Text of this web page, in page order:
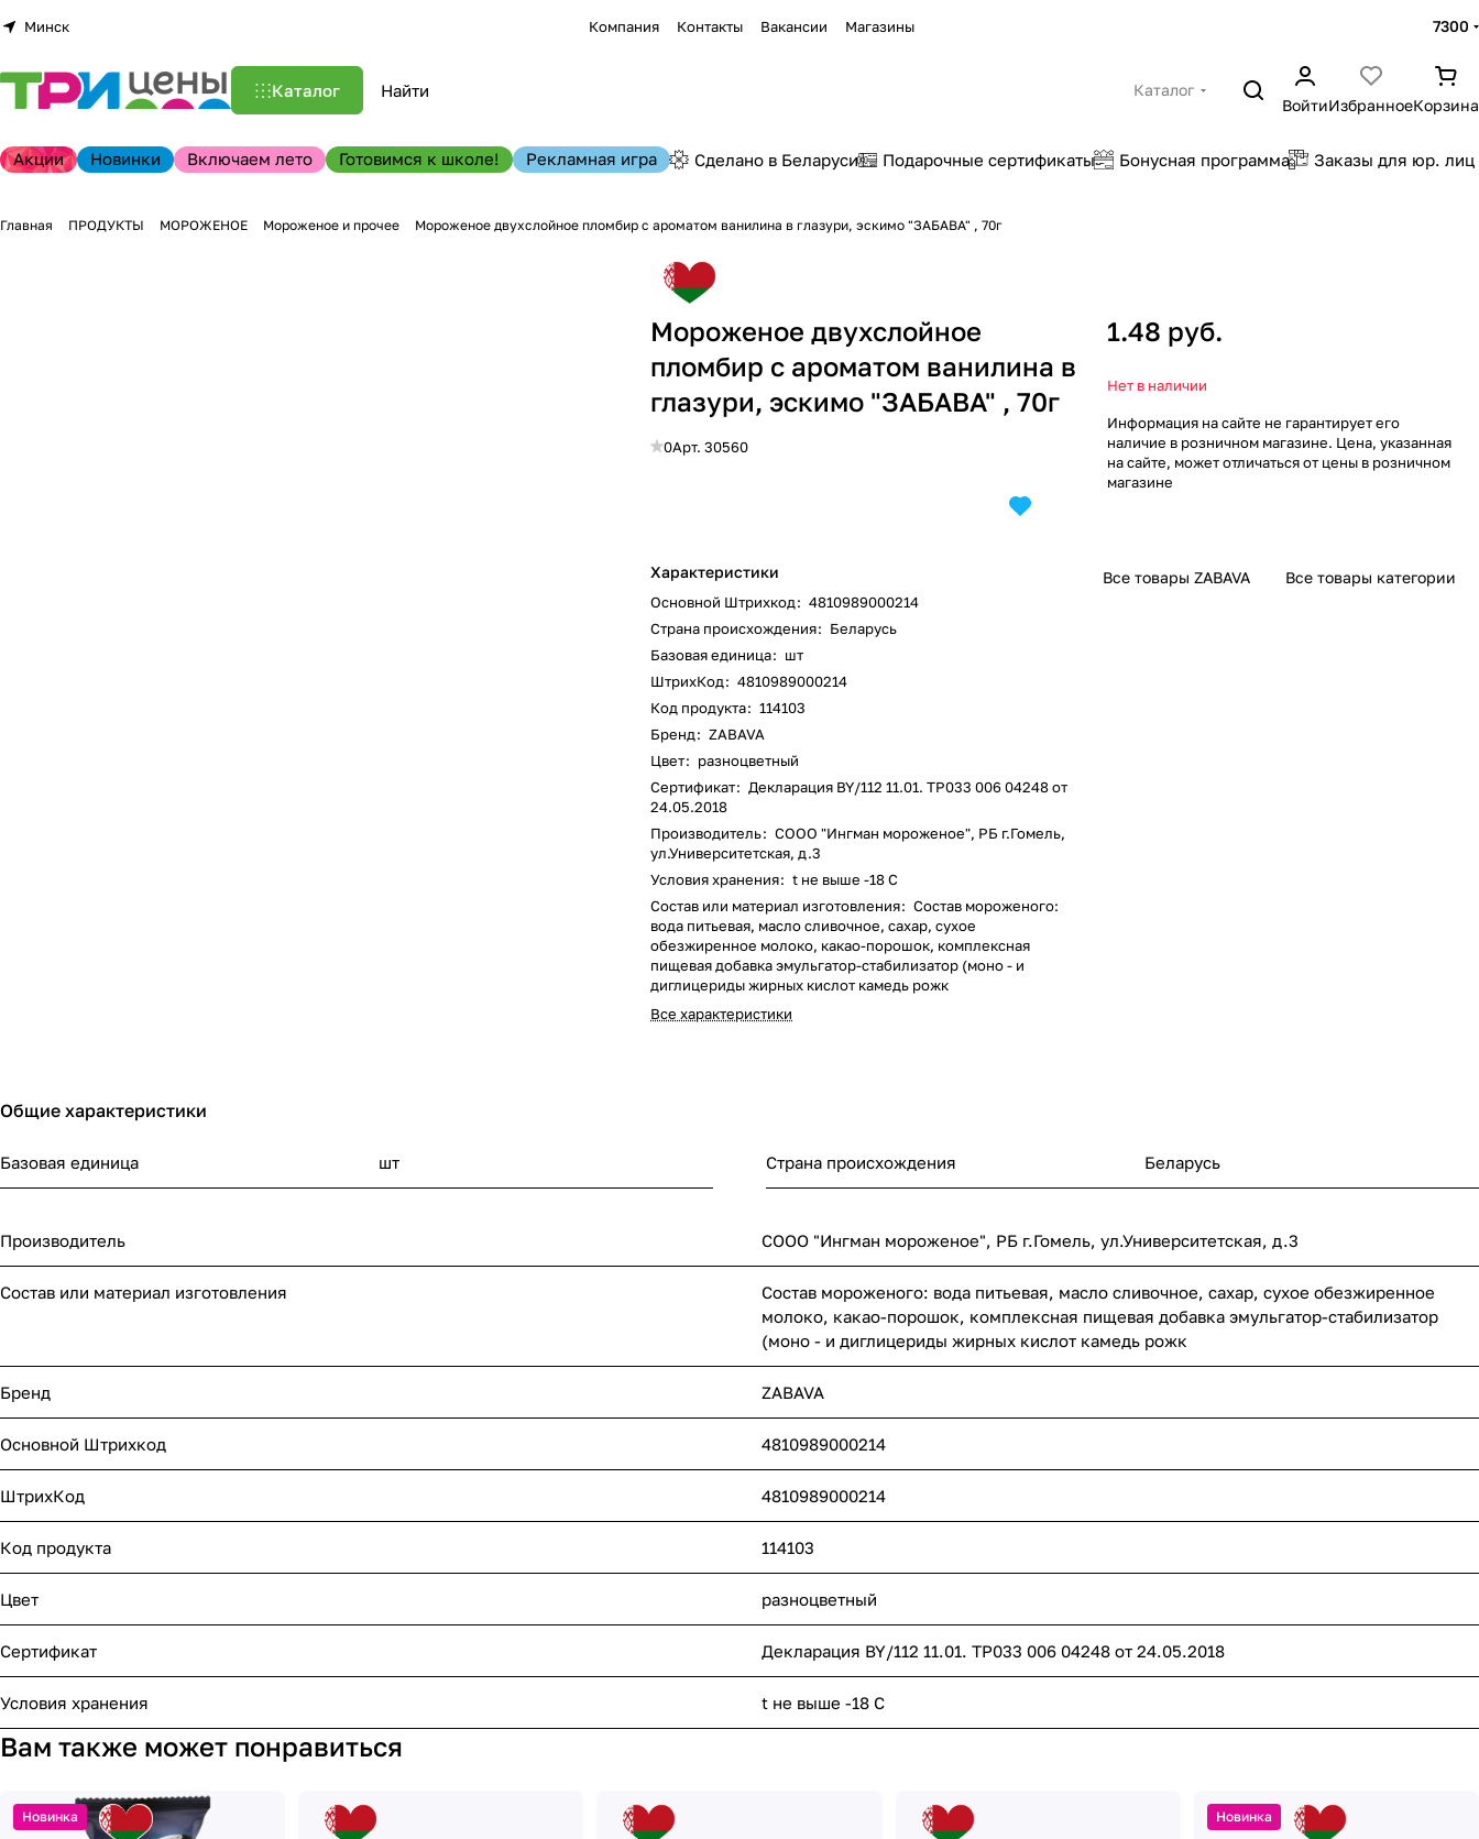
Минск Компания Контакты Вакансии Магазины 7300
Каталог
Каталог
ВойтиИзбранноеКорзина
Акции Новинки Включаем лето Готовимся к школе! Рекламная игра Сделано в Беларуси Подарочные сертификаты Бонусная программа Заказы для юр. лиц
Главная ПРОДУКТЫ МОРОЖЕНОЕ Мороженое и прочее Мороженое двухслойное пломбир с ароматом ванилина в глазури, эскимо "ЗАБАВА" , 70г
Мороженое двухслойное
пломбир с ароматом ванилина в
глазури, эскимо "ЗАБАВА" , 70г
0Арт.30560
Характеристики
Основной Штрихкод: 4810989000214
Страна происхождения: Беларусь
Базовая единица: шт
ШтрихКод: 4810989000214
Код продукта: 114103
Бренд: ZABAVA
Цвет: разноцветный
Сертификат: Декларация BY/112 11.01. ТР033 006 04248 от
24.05.2018
Производитель: СООО "Ингман мороженое", РБ г.Гомель,
ул.Университетская, д.3
Условия хранения: t не выше -18 С
Состав или материал изготовления: Состав мороженого:
вода питьевая, масло сливочное, сахар, сухое
обезжиренное молоко, какао-порошок, комплексная
пищевая добавка эмульгатор-стабилизатор (моно - и
диглицериды жирных кислот камедь рожк
Все характеристики
1.48 руб.
Нет в наличии
Информация на сайте не гарантирует его
наличие в розничном магазине. Цена, указанная
на сайте, может отличаться от цены в розничном
магазине
Все товары ZABAVA Все товары категории
Общие характеристики
Базовая единица шт Страна происхождения Беларусь
Производитель СООО "Ингман мороженое", РБ г.Гомель, ул.Университетская, д.3
Состав или материал изготовления
Состав мороженого: вода питьевая, масло сливочное, сахар, сухое обезжиренное
молоко, какао-порошок, комплексная пищевая добавка эмульгатор-стабилизатор
(моно - и диглицериды жирных кислот камедь рожк
Бренд ZABAVA
Основной Штрихкод 4810989000214
ШтрихКод 4810989000214
Код продукта 114103
Цвет разноцветный
Сертификат Декларация BY/112 11.01. ТР033 006 04248 от 24.05.2018
Условия хранения t не выше -18 С
Вам также может понравиться
Новинка Новинка